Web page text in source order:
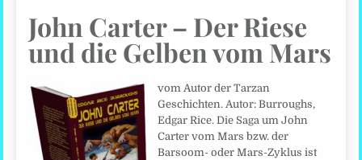
John Carter – Der Riese
und die Gelben vom Mars
vom Autor der Tarzan
Geschichten. Autor: Burroughs,
Edgar Rice. Die Saga um John
Carter vom Mars bzw. der
Barsoom- oder Mars-Zyklus ist